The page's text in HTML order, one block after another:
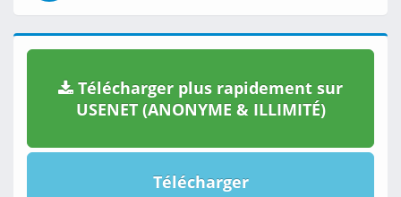
Télécharger plus rapidement sur
USENET (ANONYME & ILLIMITÉ)
Télécharger